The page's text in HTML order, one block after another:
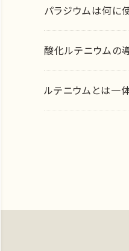
パラジウムは何に
酸化ルテニウムの
ルテニウムとは一